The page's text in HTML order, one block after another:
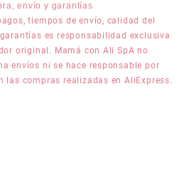
envío y garantías
tiempos de envío, calidad del
es responsabilidad exclusiva
original. Mamá con Ali SpA no
envíos ni se hace responsable por
las compras realizadas en AliExpress.